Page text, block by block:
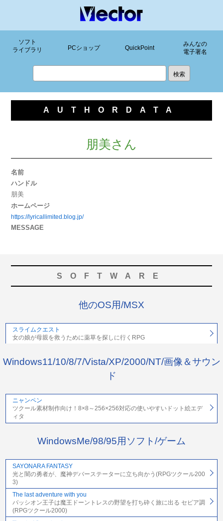
ソフト
ライブラリ
PCショップ QuickPoint
みんなの
電子署名
AUTHORDATA
朋美さん
名前
ハンドル
朋美
ホームページ
https://lyricallimited.blog.jp/
MESSAGE
SOFTWARE
他のOS用/MSX
スライムクエスト
女の娘が母親を救うために薬草を探しに行くRPG
Windows11/10/8/7/Vista/XP/2000/NT/画像＆サウン
ド
ニャンペン
ツクール素材制作向け！8×8～256×256対応の使いやすいドット絵エデ
ィタ
WindowsMe/98/95用ソフト/ゲーム
SAYONARA FANTASY
光と闇の勇者が、魔神デバーステーターに立ち向かう(RPGツクール200
3)
The last adventure with you
パッシオン王子は魔王ドーントレスの野望を打ち砕く旅に出る セピア調
(RPGツクール2000)